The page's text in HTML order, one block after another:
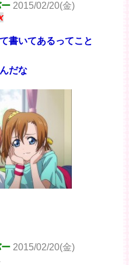
2015/02/20(金)
書いてあるってこと
だな
2015/02/20(金)